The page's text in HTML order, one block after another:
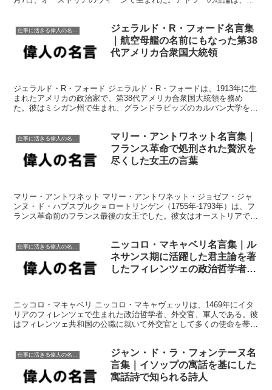
仕事に活きる偉人の名言格言
ジェラルド・R・フォード名言集
｜航空母艦の名前にもなった第38
代アメリカ合衆国大統領
ジェラルド・R・フォード ジェラルド・R・フォードは、1913年に生
まれたアメリカの政治家で、第38代アメリカ合衆国大統領を務め
た。彼はミシガン州で生まれ、グランドラピッズのカルバン大学を卒
仕事に活きる偉人の名言格言
マリー・アントワネット名言集｜
フランス革命で処刑された贅沢を
尽くした女王の言葉
マリー・アントワネット マリー・アントワネット・ジョゼフ・ジャ
ンヌ・ド・ハプスブルク＝ロートリンゲン（1755年-1793年）は、フ
ランス革命前のフランス最後の女王でした。彼女はオーストリアで生
仕事に活きる偉人の名言格言
ニッコロ・マキャベリ名言集｜ル
ネサンス期に活躍した君主論を著
したフィレンツェの政治哲学者の
ニッコロ・マキャベリ ニッコロ・マキャヴェッリは、1469年にイタ
リアのフィレンツェで生まれた政治哲学者、外交官、軍人である。彼
はフィレンツェ共和国の公職に就いて外交官として多くの使命を帯
ジャン・ド・ラ・フォンテーヌ名
言集｜イソップの寓話を基にした
寓話詩で知られる詩人